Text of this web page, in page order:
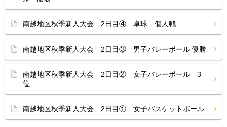
南越地区秋季新人大会 2日目④ 卓球 個人戦
南越地区秋季新人大会 2日目③ 男子バレーボール 優勝
南越地区秋季新人大会 2日目② 女子バレーボール 3
位
南越地区秋季新人大会 2日目① 女子バスケットボール